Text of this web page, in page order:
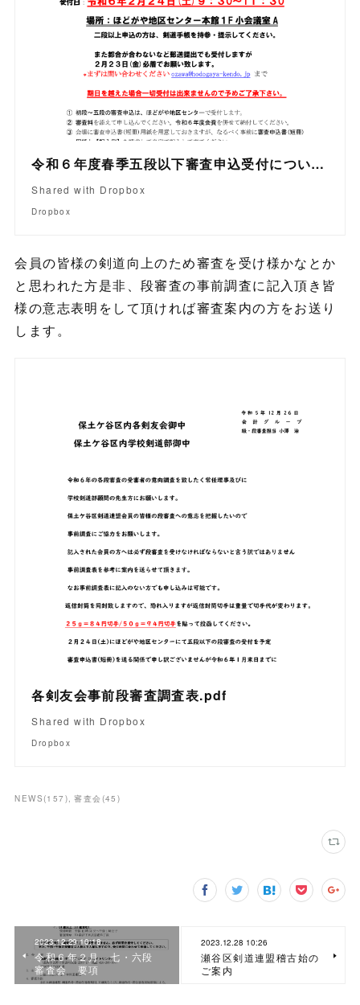
令和６年度春季五段以下審査申込受付について .pdf
Shared with Dropbox
Dropbox
会員の皆様の剣道向上のため審査を受け様かなとか
と思われた方是非、段審査の事前調査に記入頂き皆
様の意志表明をして頂ければ審査案内の方をお送り
します。
各剣友会事前段審査調査表.pdf
Shared with Dropbox
Dropbox
NEWS(157 ) 審査会(45 )
2023.12.29 10:18
令和６年２月 七・六段
審査会 要項
2023.12.28 10:26
瀬谷区剣道連盟稽古始の
ご案内